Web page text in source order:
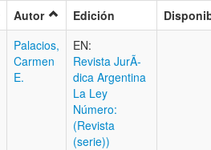
Autor Edición
Palacios,
Carmen
E.
EN:
Revista JurÃ­
dica Argentina
La Ley
Número:
(Revista
(serie))